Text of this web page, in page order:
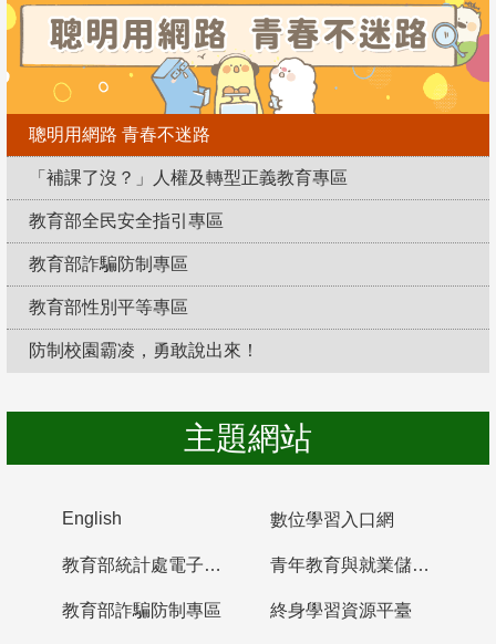
聰明用網路 青春不迷路
「補課了沒？」人權及轉型正義教育專區
教育部全民安全指引專區
教育部詐騙防制專區
教育部性別平等專區
防制校園霸凌，勇敢說出來！
主題網站
English 數位學習入口網
教育部統計處電子書櫃 青年教育與就業儲蓄帳戶
教育部詐騙防制專區 終身學習資源平臺